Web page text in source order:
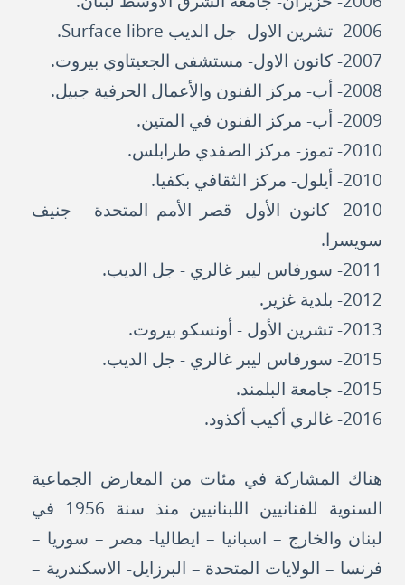
2006- تشرين الاول- جل الديب Surface libre.
2007- كانون الاول- مستشفى الجعيتاوي بيروت.
2008- أب- مركز الفنون والأعمال الحرفية جبيل.
2009- أب- مركز الفنون في المتين.
2010- تموز- مركز الصفدي طرابلس.
2010- أيلول- مركز الثقافي بكفيا.
2010- كانون الأول- قصر الأمم المتحدة - جنيف
سويسرا.
2011- سورفاس ليبر غالري - جل الديب.
2012- بلدية غزير.
2013- تشرين الأول - أونسكو بيروت.
2015- سورفاس ليبر غالري - جل الديب.
2015- جامعة البلمند.
2016- غالري أكيب أكذود.
هناك المشاركة في مئات من المعارض الجماعية
السنوية للفنانيين اللبنانيين منذ سنة 1956 في
لبنان والخارج – اسبانيا – ايطاليا- مصر – سوريا –
فرنسا – الولايات المتحدة – البرزايل- الاسكندرية –